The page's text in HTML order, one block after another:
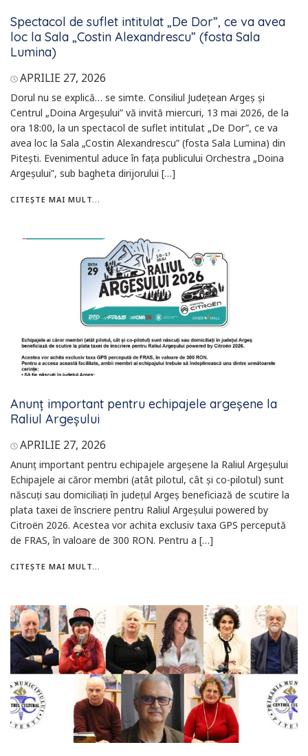
Spectacol de suflet intitulat „De Dor”, ce va avea
loc la Sala „Costin Alexandrescu” (fosta Sala
Lumina)
APRILIE 27, 2026
Dorul nu se explică… se simte. Consiliul Județean Argeș și
Centrul „Doina Argeșului” vă invită miercuri, 13 mai 2026, de la
ora 18:00, la un spectacol de suflet intitulat „De Dor”, ce va
avea loc la Sala „Costin Alexandrescu” (fosta Sala Lumina) din
Pitești. Evenimentul aduce în fața publicului Orchestra „Doina
Argeșului”, sub bagheta dirijorului […]
CITEȘTE MAI MULT...
Anunț important pentru echipajele argeșene la
Raliul Argeșului
APRILIE 27, 2026
Anunț important pentru echipajele argeșene la Raliul Argeșului
Echipajele ai căror membri (atât pilotul, cât și co-pilotul) sunt
născuți sau domiciliați în județul Argeș beneficiază de scutire la
plata taxei de înscriere pentru Raliul Argeșului powered by
Citroën 2026. Acestea vor achita exclusiv taxa GPS percepută
de FRAS, în valoare de 300 RON. Pentru a […]
CITEȘTE MAI MULT...